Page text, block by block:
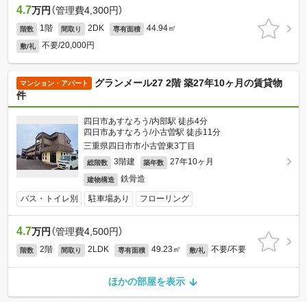
4.7万円 （管理費4,300円）
階数 1階 間取り 2DK 専有面積 44.94㎡
敷/礼 不要/20,000円
マンション・アパート
グランメール27 2階 築27年10ヶ月の賃貸物
件
四日市あすなろう/内部駅 徒歩4分
四日市あすなろう/小古曽駅 徒歩11分
三重県四日市市小古曽東3丁目
総階数 3階建 築年数 27年10ヶ月
建物構造 鉄骨造
バス・トイレ別 駐車場あり フローリング
4.7万円 （管理費4,500円）
階数 2階 間取り 2LDK 専有面積 49.23㎡ 敷/礼 不要/不要
ほかの部屋を表示